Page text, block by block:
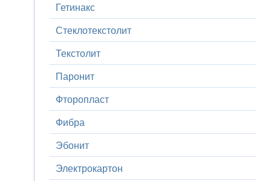
Гетинакс
Стеклотекстолит
Текстолит
Паронит
Фторопласт
Фибра
Эбонит
Электрокартон